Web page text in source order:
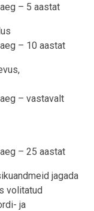
– 5 aastat
– 10 aastat
– vastavalt
– 25 aastat
jagada
volitatud
ja